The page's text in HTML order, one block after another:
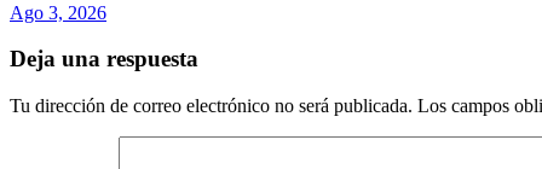
Ago 3, 2026
Deja una respuesta
Tu dirección de correo electrónico no será publicada. Los campos